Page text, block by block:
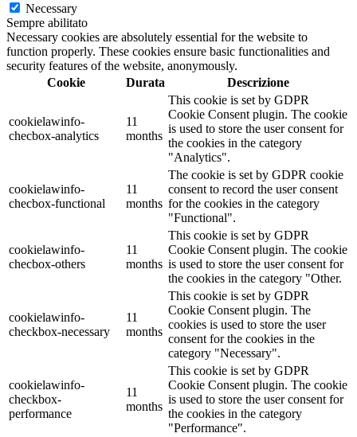
Necessary
Sempre abilitato
Necessary cookies are absolutely essential for the website to
function properly. These cookies ensure basic functionalities and
security features of the website, anonymously.
Cookie
Durata Descrizione
cookielawinfo-
checbox-analytics
11
months
This cookie is set by GDPR
Cookie Consent plugin. The cookie
is used to store the user consent for
the cookies in the category
"Analytics".
cookielawinfo-
checbox-functional
11
months
The cookie is set by GDPR cookie
consent to record the user consent
for the cookies in the category
"Functional".
cookielawinfo-
checbox-others
11
months
This cookie is set by GDPR
Cookie Consent plugin. The cookie
is used to store the user consent for
the cookies in the category "Other.
cookielawinfo-
checkbox-necessary
11
months
This cookie is set by GDPR
Cookie Consent plugin. The
cookies is used to store the user
consent for the cookies in the
category "Necessary".
cookielawinfo-
checkbox-
performance
11
months
This cookie is set by GDPR
Cookie Consent plugin. The cookie
is used to store the user consent for
the cookies in the category
"Performance".